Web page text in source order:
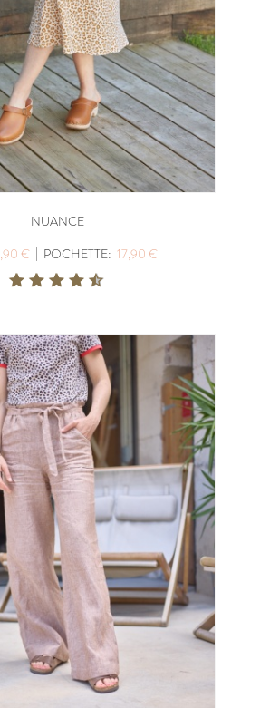
NUANCE
€ | POCHETTE: 17,90 €